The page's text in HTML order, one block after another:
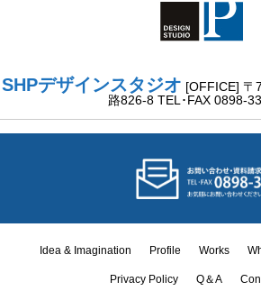
SHPデザインスタジオ [OFFICE] 〒
路826-8 TEL･FAX 0898-
Idea & Imagination Profile Works
Privacy Policy Q＆A